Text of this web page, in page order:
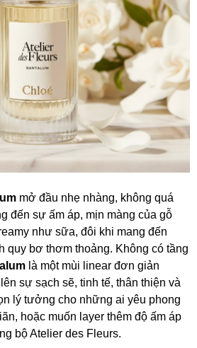
mở đầu nhẹ nhàng, không quá
đến sự ấm áp, mịn màng của gỗ
như sữa, đôi khi mang đến
quy bơ thơm thoảng. Không có tầng
là một mùi linear đơn giản
sự sạch sẽ, tinh tế, thân thiện và
lý tưởng cho những ai yêu phong
hoặc muốn layer thêm độ ấm áp
bộ Atelier des Fleurs.